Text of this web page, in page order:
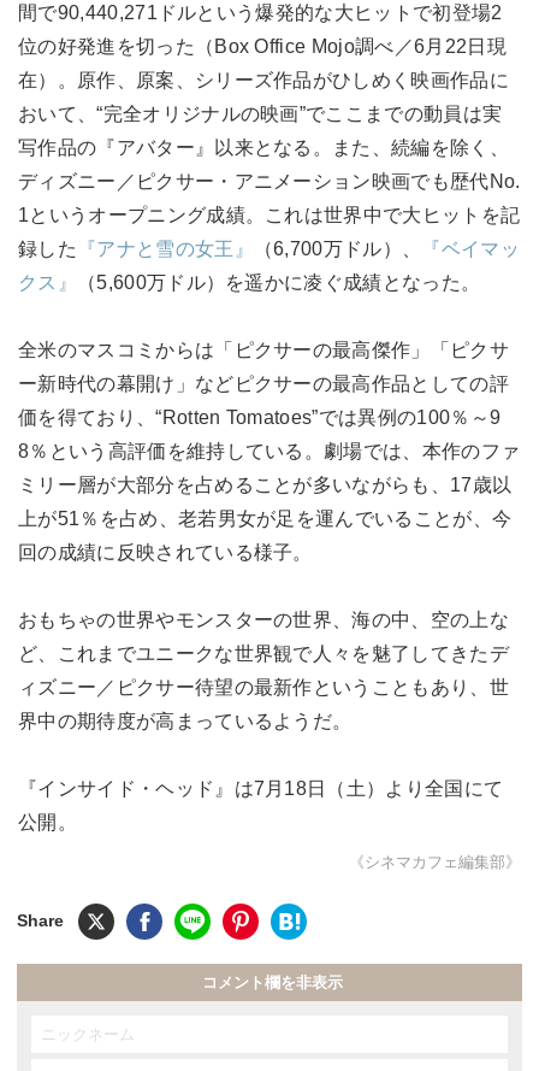
間で90,440,271ドルという爆発的な大ヒットで初登場2
位の好発進を切った（Box Office Mojo調べ／6月22日現
在）。原作、原案、シリーズ作品がひしめく映画作品に
おいて、“完全オリジナルの映画”でここまでの動員は実
写作品の『アバター』以来となる。また、続編を除く、
ディズニー／ピクサー・アニメーション映画でも歴代No.
1というオープニング成績。これは世界中で大ヒットを記
録した
『アナと雪の女王』 （6,700万ドル）、
『ベイマッ
クス』
（5,600万ドル）を遥かに凌ぐ成績となった。
全米のマスコミからは「ピクサーの最高傑作」「ピクサ
ー新時代の幕開け」などピクサーの最高作品としての評
価を得ており、“Rotten Tomatoes”では異例の100％～9
8％という高評価を維持している。劇場では、本作のファ
ミリー層が大部分を占めることが多いながらも、17歳以
上が51％を占め、老若男女が足を運んでいることが、今
回の成績に反映されている様子。
おもちゃの世界やモンスターの世界、海の中、空の上な
ど、これまでユニークな世界観で人々を魅了してきたデ
ィズニー／ピクサー待望の最新作ということもあり、世
界中の期待度が高まっているようだ。
『インサイド・ヘッド』は7月18日（土）より全国にて
公開。
《シネマカフェ編集部》
コメント欄を非表示